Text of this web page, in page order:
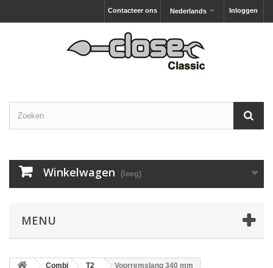
Inloggen
Nederlands
Contacteer ons
Winkelwagen (leeg)
MENU
Combi T2 Voorremslang 340 mm